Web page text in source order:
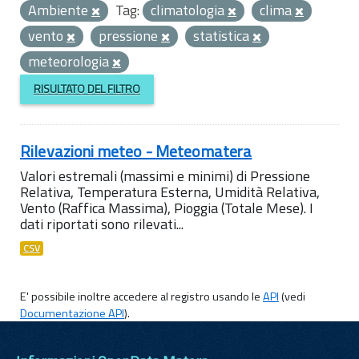
Ambiente
Tag: climatologia
clima
vento
pressione
statistica
meteorologia
RISULTATO DEL FILTRO
Rilevazioni meteo - Meteomatera
Valori estremali (massimi e minimi) di Pressione
Relativa, Temperatura Esterna, Umidità Relativa,
Vento (Raffica Massima), Pioggia (Totale Mese). I
dati riportati sono rilevati...
CSV
E' possibile inoltre accedere al registro usando leAPI(vedi
Documentazione API).